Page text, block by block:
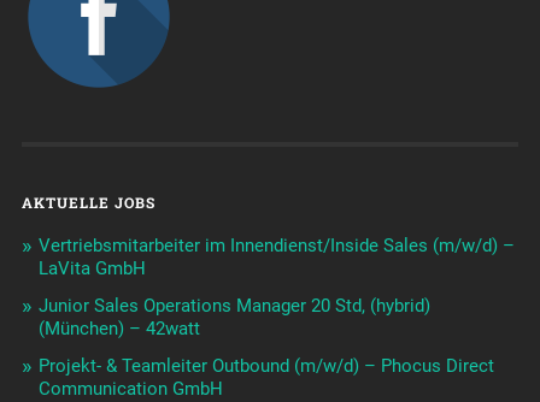
AKTUELLE JOBS
Vertriebsmitarbeiter im Innendienst/Inside Sales (m/w/d) –
LaVita GmbH
Junior Sales Operations Manager 20 Std, (hybrid)
(München) – 42watt
Projekt- & Teamleiter Outbound (m/w/d) – Phocus Direct
Communication GmbH